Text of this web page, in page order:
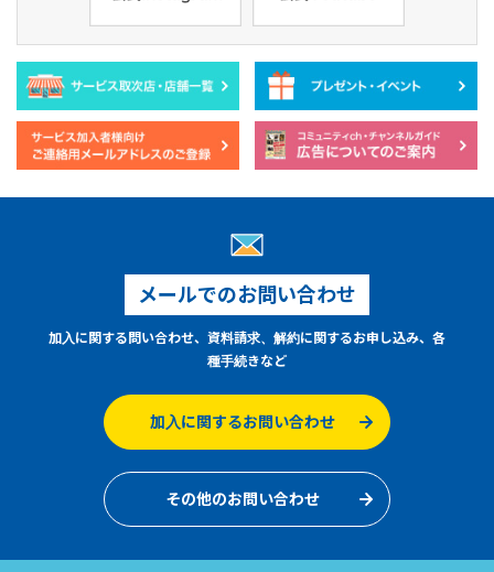
メールでのお問い合わせ
加入に関する問い合わせ、資料請求、解約に関するお申し込み、各
種手続きなど
加入に関するお問い合わせ
その他のお問い合わせ